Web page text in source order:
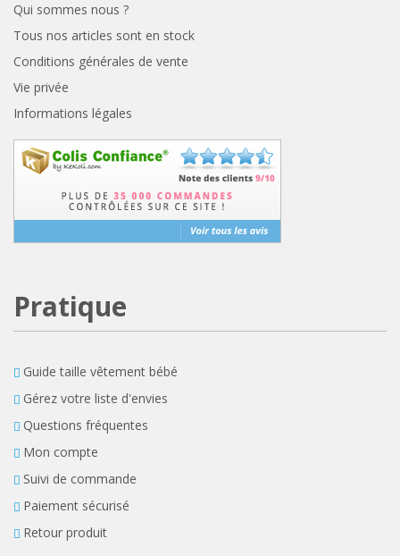
Qui sommes nous ?
Tous nos articles sont en stock
Conditions générales de vente
Vie privée
Informations légales
Pratique
Guide taille vêtement bébé
Gérez votre liste d'envies
Questions fréquentes
Mon compte
Suivi de commande
Paiement sécurisé
Retour produit